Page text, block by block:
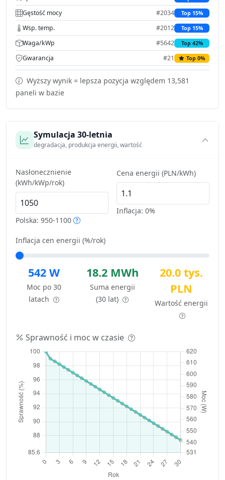
Gęstość mocy #2034 Top 15%
Wsp. temp. #2012 Top 15%
Waga/kWp #5642 Top 42%
Gwarancja #21 Top 0%
Wyższy wynik = lepsza pozycja względem 13,581
paneli w bazie
Symulacja 30-letnia
degradacja, produkcja energii, wartość
Nasłonecznienie
(kWh/kWp/rok)
Polska: 950-1100
Cena energii (PLN/kWh)
Inflacja: 0%
Inflacja cen energii (%/rok)
542 W
Moc po 30
latach
18.2 MWh
Suma energii
(30 lat)
20.0 tys.
PLN
Wartość energii
Sprawność i moc w czasie